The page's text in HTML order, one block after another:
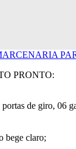
PRONTO:
de giro, 06
bege claro;